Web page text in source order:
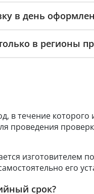
в день
в регионы
в течение которого
проведения
изготовителем
его
срок?